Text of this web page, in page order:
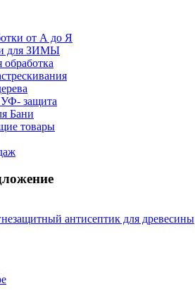
от А до Я
для ЗИМЫ
защита
Бани
товары
антисептик для древесины